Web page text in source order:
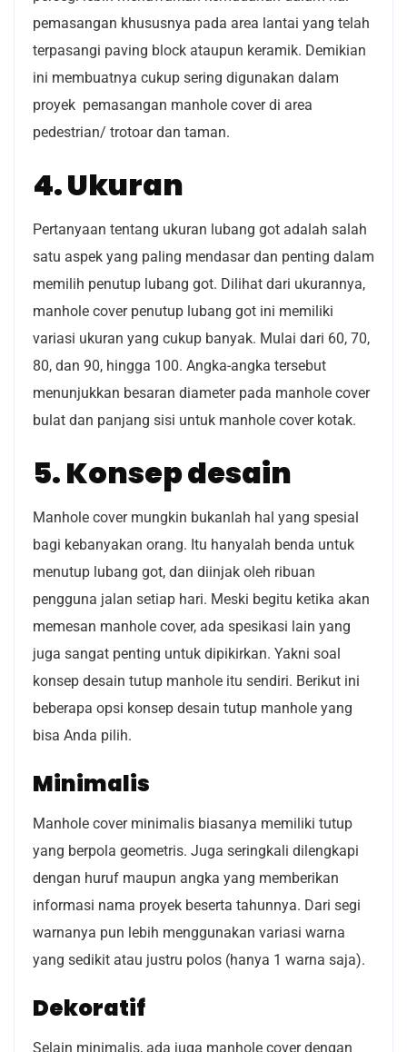
pemasangan khususnya pada area lantai yang telah
terpasangi paving block ataupun keramik. Demikian
ini membuatnya cukup sering digunakan dalam
proyek pemasangan manhole cover di area
pedestrian/ trotoar dan taman.
4. Ukuran
Pertanyaan tentang ukuran lubang got adalah salah
satu aspek yang paling mendasar dan penting dalam
memilih penutup lubang got. Dilihat dari ukurannya,
manhole cover penutup lubang got ini memiliki
variasi ukuran yang cukup banyak. Mulai dari 60, 70,
80, dan 90, hingga 100. Angka-angka tersebut
menunjukkan besaran diameter pada manhole cover
bulat dan panjang sisi untuk manhole cover kotak.
5. Konsep desain
Manhole cover mungkin bukanlah hal yang spesial
bagi kebanyakan orang. Itu hanyalah benda untuk
menutup lubang got, dan diinjak oleh ribuan
pengguna jalan setiap hari. Meski begitu ketika akan
memesan manhole cover, ada spesikasi lain yang
juga sangat penting untuk dipikirkan. Yakni soal
konsep desain tutup manhole itu sendiri. Berikut ini
beberapa opsi konsep desain tutup manhole yang
bisa Anda pilih.
Minimalis
Manhole cover minimalis biasanya memiliki tutup
yang berpola geometris. Juga seringkali dilengkapi
dengan huruf maupun angka yang memberikan
informasi nama proyek beserta tahunnya. Dari segi
warnanya pun lebih menggunakan variasi warna
yang sedikit atau justru polos (hanya 1 warna saja).
Dekoratif
Selain minimalis, ada juga manhole cover dengan